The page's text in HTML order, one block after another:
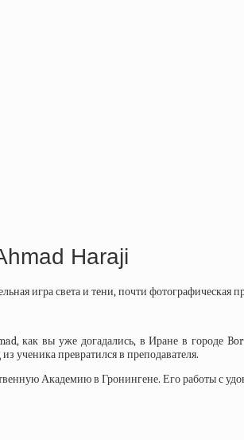
Haraji
игра света и тени, почти фотографическая
как вы уже догадались, в Иране в городе
ученика превратился в преподавателя.
Академию в Гронингене. Его работы с